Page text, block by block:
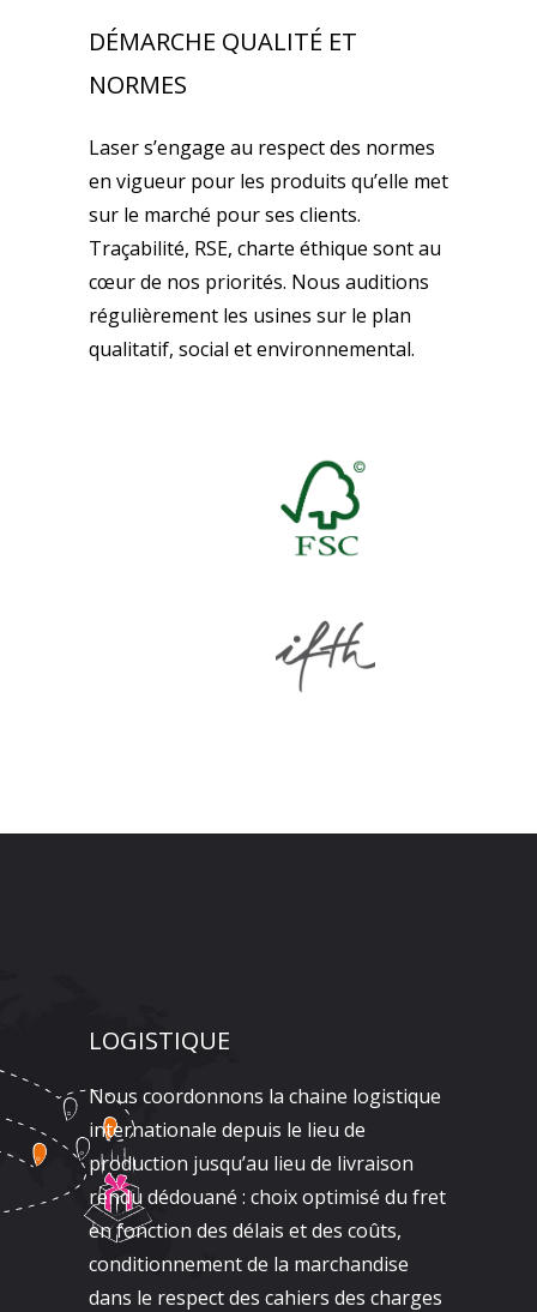
DÉMARCHE QUALITÉ ET
NORMES
Laser s’engage au respect des normes
en vigueur pour les produits qu’elle met
sur le marché pour ses clients.
Traçabilité, RSE, charte éthique sont au
cœur de nos priorités. Nous auditions
régulièrement les usines sur le plan
qualitatif, social et environnemental.
LOGISTIQUE
Nous coordonnons la chaine logistique
internationale depuis le lieu de
production jusqu’au lieu de livraison
rendu dédouané : choix optimisé du fret
en fonction des délais et des coûts,
conditionnement de la marchandise
dans le respect des cahiers des charges